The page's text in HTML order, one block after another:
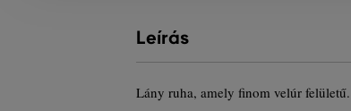
Leírás
Lány ruha, amely finom velúr